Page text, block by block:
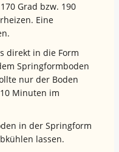
Grad bzw. 190
Eine
direkt in die Form
Springformboden
nur der Boden
Minuten im
in der Springform
lassen.